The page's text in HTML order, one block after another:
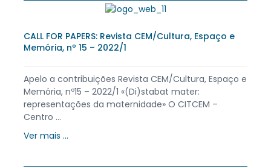
CALL FOR PAPERS: Revista CEM/Cultura, Espaço e
Memória, nº 15 – 2022/1
Apelo a contribuições Revista CEM/Cultura, Espaço e
Memória, nº15 – 2022/1 «(Di)stabat mater:
representações da maternidade» O CITCEM –
Centro ...
Ver mais ...